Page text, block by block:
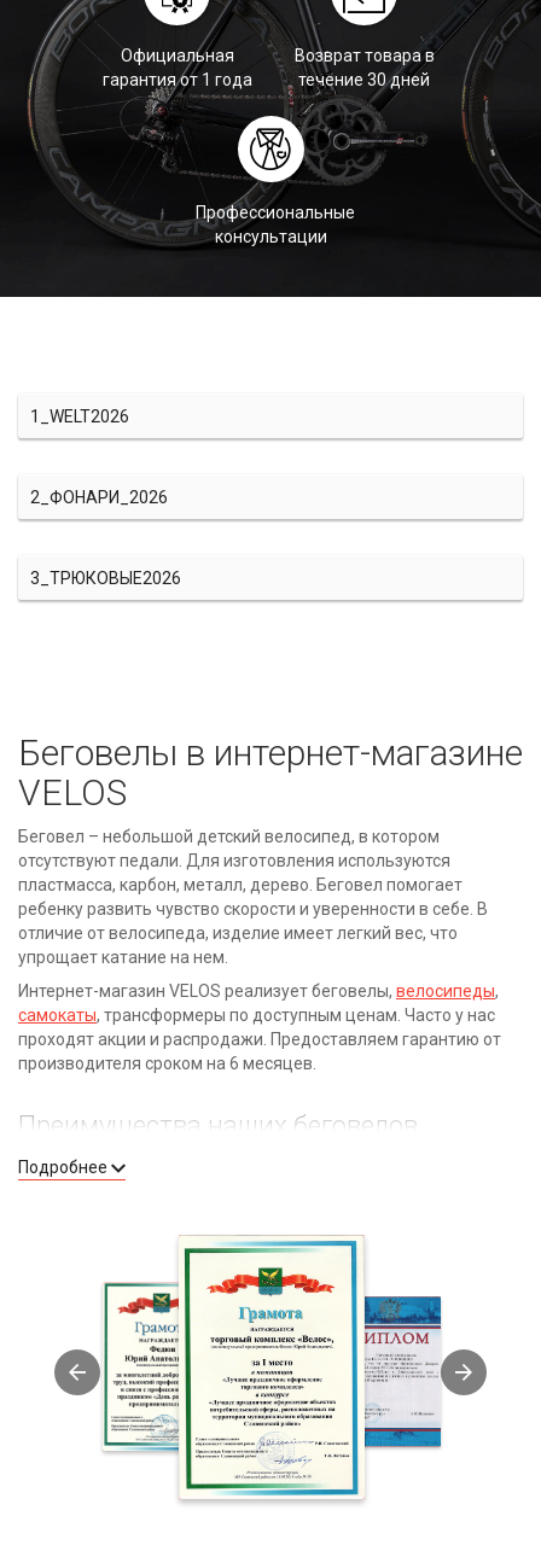
Официальная
гарантия от 1 года
Возврат товара в
течение 30 дней
Профессиональные
консультации
1_WELT2026
2_ФОНАРИ_2026
3_ТРЮКОВЫЕ2026
Беговелы в интернет-магазине
VELOS
Беговел – небольшой детский велосипед, в котором
отсутствуют педали. Для изготовления используются
пластмасса, карбон, металл, дерево. Беговел помогает
ребенку развить чувство скорости и уверенности в себе. В
отличие от велосипеда, изделие имеет легкий вес, что
упрощает катание на нем.
Интернет-магазин VELOS реализует беговелы, велосипеды,
самокаты, трансформеры по доступным ценам. Часто у нас
проходят акции и распродажи. Предоставляем гарантию от
производителя сроком на 6 месяцев.
Преимущества наших беговелов
Удобство;
развитие координации и чувства равновесия;
укрепление опорно-двигательного аппарата;
отсутствие излишней нагрузки на суставы.
Какие параметры учитывать при
выборе беговела
При покупке мини-велосипеда важно учитывать вес изделия,
высоту сидения и возможность его регулировки. Не
рекомендуем брать модель “на вырост”. Минимальная высота
седла для ребенка в возрасте от 1,5 до 2,5 лет должна быть 28
Подробнее